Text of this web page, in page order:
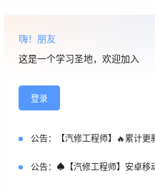
嗨！朋友
这是一个学习圣地，欢迎加入
登录
公告： 【汽修工程师】🔥累计更新10年·千套万G资源！ ❶.网站限时免费注册
公告： ♠【汽修工程师】安卓移动